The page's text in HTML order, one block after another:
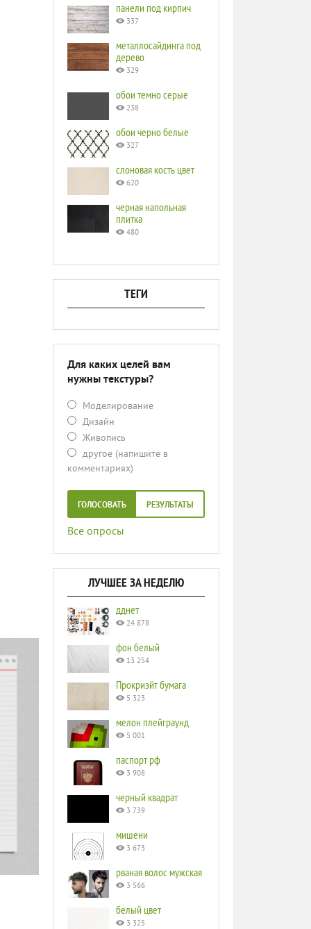
панели под кирпич
337
металлосайдинга под
дерево
329
обои темно серые
238
обои черно белые
327
слоновая кость цвет
620
черная напольная
плитка
480
ТЕГИ
Для каких целей вам
нужны текстуры?
Моделирование
Дизайн
Живопись
другое (напишите в
комментариях)
ГОЛОСОВАТЬ РЕЗУЛЬТАТЫ
Все опросы
ЛУЧШЕЕ ЗА НЕДЕЛЮ
дднет
24 878
фон белый
13 254
Прокриэйт бумага
5 323
мелон плейграунд
5 001
паспорт рф
3 908
черный квадрат
3 739
мишени
3 673
рваная волос мужская
3 566
белый цвет
3 325